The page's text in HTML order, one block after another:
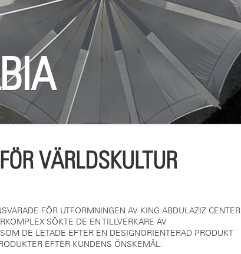
VÄRLDSKULTUR
FÖR UTFORMNINGEN AV KING ABDULAZIZ CENTER
SÖKTE DE EN TILLVERKARE AV
DE LETADE EFTER EN DESIGNORIENTERAD PRODUKT
EFTER KUNDENS ÖNSKEMÅL.